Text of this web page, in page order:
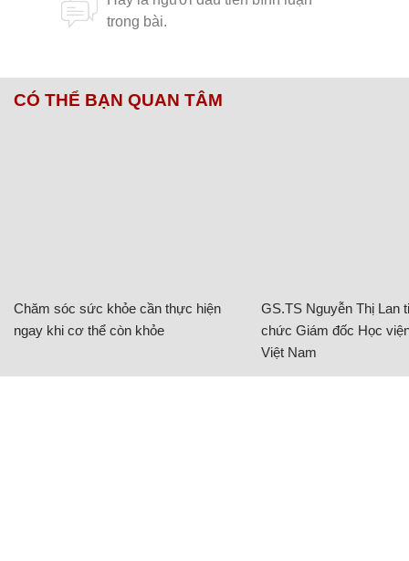
CÓ THỂ BẠN QUAN TÂM
Chăm sóc sức khỏe cần thực hiện
ngay khi cơ thể còn khỏe
GS.TS Nguyễn Thị Lan
chức Giám đốc Học
Việt Nam